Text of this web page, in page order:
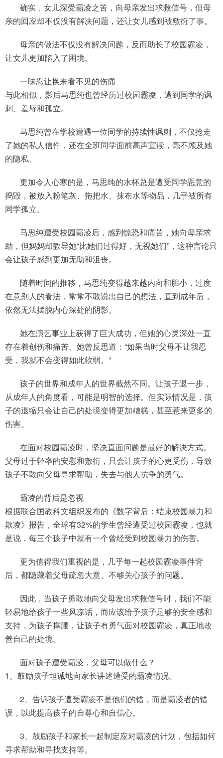
确实，女儿深受霸凌之苦，向母亲发出求救信号，但母
亲的回应却不仅没有解决问题，还让女儿感到被敷衍了事。
母亲的做法不仅没有解决问题，反而助长了校园霸凌，
让女儿更加陷入了困境。
一味忍让换来看不见的伤痛
与此相似，影后马思纯也曾经历过校园霸凌，遭到同学的讽
刺、羞辱和孤立。
马思纯曾在学校遭遇一位同学的持续性讽刺，不仅抢走
了她的私人信件，还在全班同学面前高声宣读，毫不顾及她
的隐私。
更加令人心寒的是，马思纯的水杯总是遭受同学恶意的
捣毁，被放入粉笔灰、拖把水、抹布水等物品，几乎被所有
同学孤立。
马思纯遭受校园霸凌后，感到惊恐和痛苦，她向母亲求
助，但妈妈却教导她“比她们过得好，无视她们”，这种言论只
会让孩子感到更加无助和沮丧。
随着时间的推移，马思纯变得越来越内向和胆小，过度
在意别人的看法，常常不敢说出自己的想法，直到成年后，
依然无法摆脱内心深处的阴影。
她在演艺事业上获得了巨大成功，但她的心灵深处一直
存在着创伤和痛苦。她曾反思道：“如果当时父母不让我忍
受，我就不会变得如此软弱。”
孩子的世界和成年人的世界截然不同。让孩子退一步，
从成年人的角度看，可能是明智的选择。但实际情况是，孩
子的退缩只会让自己的处境变得更加糟糕，甚至惹来更多的
伤害。
在面对校园霸凌时，坚决直面问题是最好的解决方式。
父母过于轻率的安慰和敷衍，只会让孩子的心更受伤，导致
孩子不敢向父母寻求帮助，失去与他人抗争的勇气。
霸凌的背后是忽视
根据联合国教科文组织发布的《数字背后：结束校园暴力和
欺凌》报告，全球有32%的学生曾经遭受过校园霸凌，也就
是说，每三个孩子中就有一个曾经受到校园暴力的伤害。
更为值得我们重视的是，几乎每一起校园霸凌事件背
后，都隐藏着父母疏忽大意、不够关心孩子的问题。
因此，当孩子勇敢地向父母发出求救信号时，我们不能
轻易地给孩子一些风凉话，而应该给予孩子足够的安全感和
支持，为孩子撑腰，让孩子有勇气面对校园霸凌，真正地改
善自己的处境。
面对孩子遭受霸凌，父母可以做什么？
1、鼓励孩子坦诚地向家长讲述遭受的霸凌情况。
2、告诉孩子遭受霸凌不是他们的错，而是霸凌者的错
误，以此提高孩子的自尊心和自信心。
3、鼓励孩子和家长一起制定应对霸凌的计划，包括如何
寻求帮助和寻找支持等。